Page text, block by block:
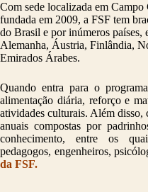
Com sede localizada em
fundada em 2009, a FSF tem
do Brasil e por inúmeros países,
Alemanha, Áustria, Finlândia,
Emirados Árabes.
Quando entra para o
alimentação diária, reforço e
atividades culturais. Além disso,
anuais compostas por
conhecimento, entre os
pedagogos, engenheiros,
da FSF.